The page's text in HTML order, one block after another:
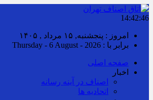
14:42:47
امروز : پنجشنبه, ۱۵ مرداد , ۱۴۰۵
برابر با : Thursday - 6 August - 2026
صفحه اصلی
اخبار
اصناف در آینه رسانه
اتحادیه ها